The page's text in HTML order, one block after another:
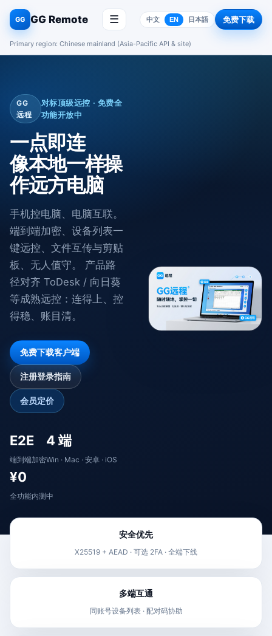
GG GG Remote ☰ 中文 EN 日本語 免费下载
Primary region: Chinese mainland (Asia-Pacific API & site)
GG
远程
对标顶级远控 · 免费全
功能开放中
一点即连
像本地一样操
作远方电脑
手机控电脑、电脑互联。
端到端加密、设备列表一
键远控、文件互传与剪贴
板、无人值守。 产品路
径对齐 ToDesk / 向日葵
等成熟远控：连得上、控
得稳、账目清。
免费下载客户端
注册登录指南
会员定价
E2E
端到端加密
4 端
Win · Mac · 安卓 · iOS
¥0
全功能内测中
安全优先
X25519 + AEAD · 可选 2FA · 全端下线
多端互通
同账号设备列表 · 配对码协助